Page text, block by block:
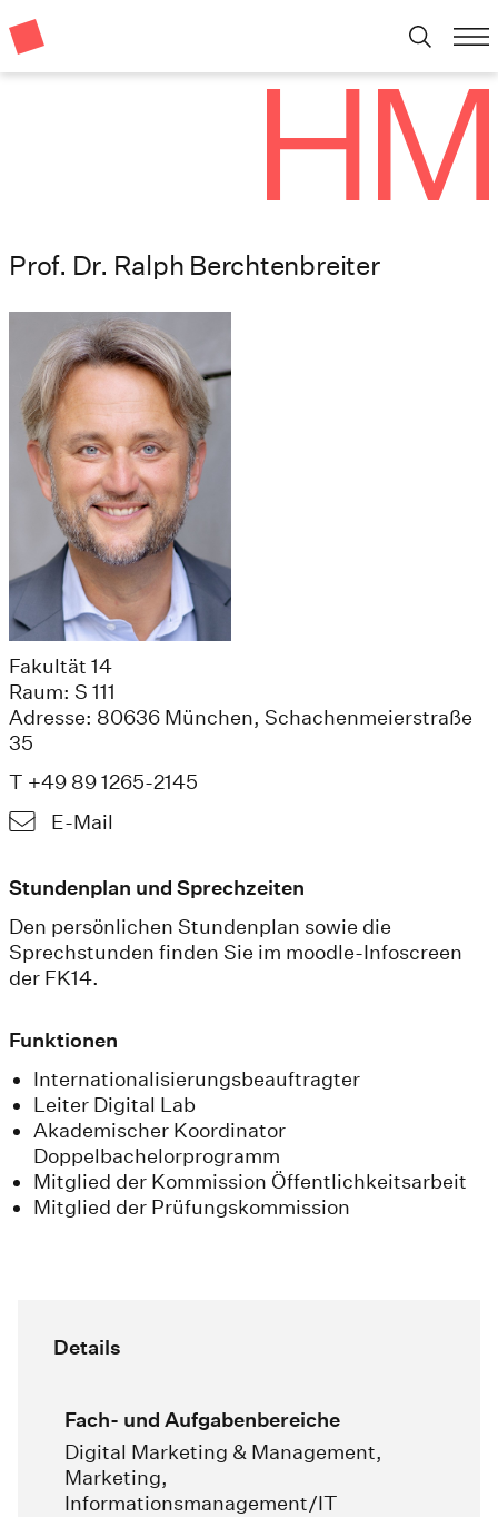
Prof. Dr. Ralph Berchtenbreiter
Fakultät 14
Raum: S 111
Adresse: 80636 München, Schachenmeierstraße
35
T +49 89 1265-2145
E-Mail
Stundenplan und Sprechzeiten
Den persönlichen Stundenplan sowie die
Sprechstunden finden Sie im moodle-Infoscreen
der FK14.
Funktionen
Internationalisierungsbeauftragter
Leiter Digital Lab
Akademischer Koordinator
Doppelbachelorprogramm
Mitglied der Kommission Öffentlichkeitsarbeit
Mitglied der Prüfungskommission
Details
Fach- und Aufgabenbereiche
Digital Marketing & Management,
Marketing,
Informationsmanagement/IT